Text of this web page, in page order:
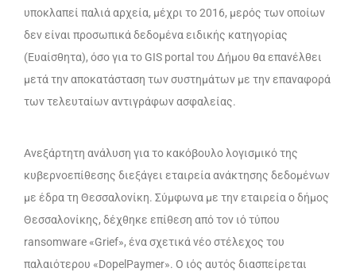
υποκλαπεί παλιά αρχεία, μέχρι το 2016, μερός των οποίων
δεν είναι προσωπικά δεδομένα ειδικής κατηγορίας
(Ευαίσθητα), όσο για το GIS portal του Δήμου θα επανέλθει
μετά την αποκατάσταση των συστημάτων με την επαναφορά
των τελευταίων αντιγράφων ασφαλείας.
Ανεξάρτητη ανάλυση για το κακόβουλο λογισμικό της
κυβερνοεπίθεσης διεξάγει εταιρεία ανάκτησης δεδομένων
με έδρα τη Θεσσαλονίκη. Σύμφωνα με την εταιρεία ο δήμος
Θεσσαλονίκης, δέχθηκε επίθεση από τον ιό τύπου
ransomware «Grief», ένα σχετικά νέο στέλεχος του
παλαιότερου «DopelPaymer». Ο ιός αυτός διασπείρεται